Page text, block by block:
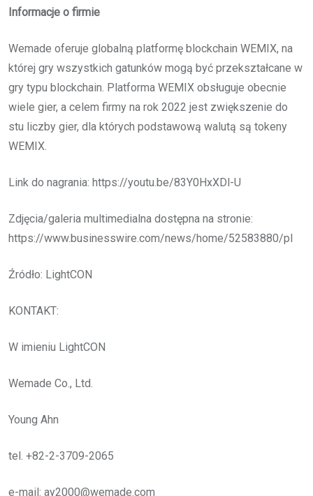
Informacje o firmie
Wemade oferuje globalną platformę blockchain WEMIX, na
której gry wszystkich gatunków mogą być przekształcane w
gry typu blockchain. Platforma WEMIX obsługuje obecnie
wiele gier, a celem firmy na rok 2022 jest zwiększenie do
stu liczby gier, dla których podstawową walutą są tokeny
WEMIX.
Link do nagrania: https://youtu.be/83Y0HxXDl-U
Zdjęcia/galeria multimedialna dostępna na stronie:
https://www.businesswire.com/news/home/52583880/pl
Źródło: LightCON
KONTAKT:
W imieniu LightCON
Wemade Co., Ltd.
Young Ahn
tel. +82-2-3709-2065
e-mail: ay2000@wemade.com